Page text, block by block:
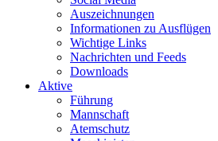
Auszeichnungen
Informationen zu Ausflügen
Wichtige Links
Nachrichten und Feeds
Downloads
Aktive
Führung
Mannschaft
Atemschutz